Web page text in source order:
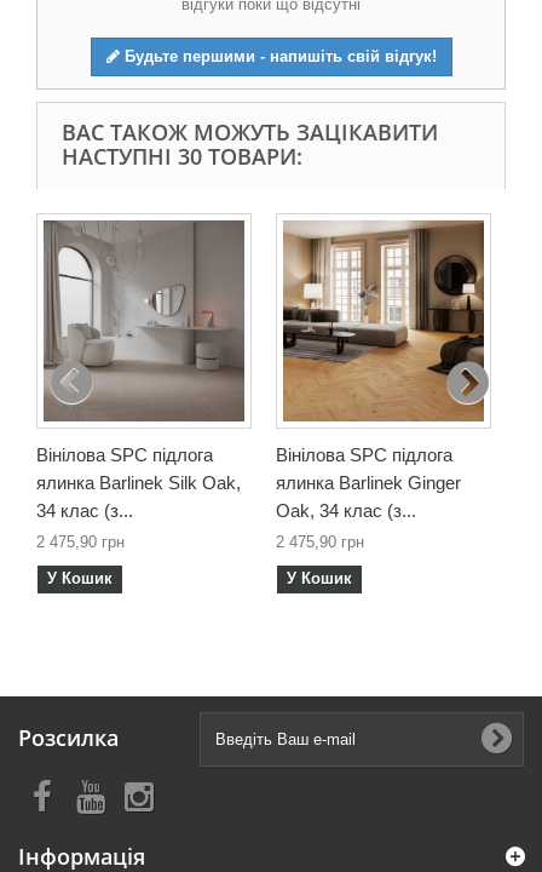
відгуки поки що відсутні
Будьте першими - напишіть свій відгук!
ВАС ТАКОЖ МОЖУТЬ ЗАЦІКАВИТИ
НАСТУПНІ 30 ТОВАРИ:
Вінілова SPC підлога
ялинка Barlinek Silk Oak,
34 клас (з...
2 475,90 грн
У Кошик
Вінілова SPC підлога
ялинка Barlinek Ginger
Oak, 34 клас (з...
2 475,90 грн
У Кошик
Розсилка
Інформація